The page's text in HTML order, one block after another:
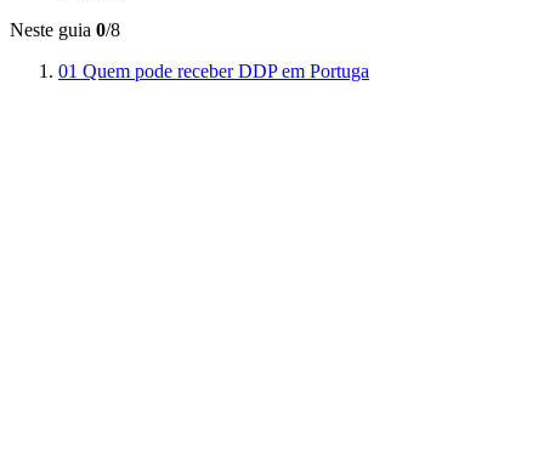
Neste guia 0/8
01 Quem pode receber DDP em Portuga